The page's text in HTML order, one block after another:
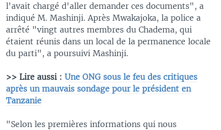
l'avait chargé d'aller demander ces documents", a
indiqué M. Mashinji. Après Mwakajoka, la police a
arrêté "vingt autres membres du Chadema, qui
étaient réunis dans un local de la permanence locale
du parti", a poursuivi Mashinji.
>> Lire aussi : Une ONG sous le feu des critiques
après un mauvais sondage pour le président en
Tanzanie
"Selon les premières informations qui nous